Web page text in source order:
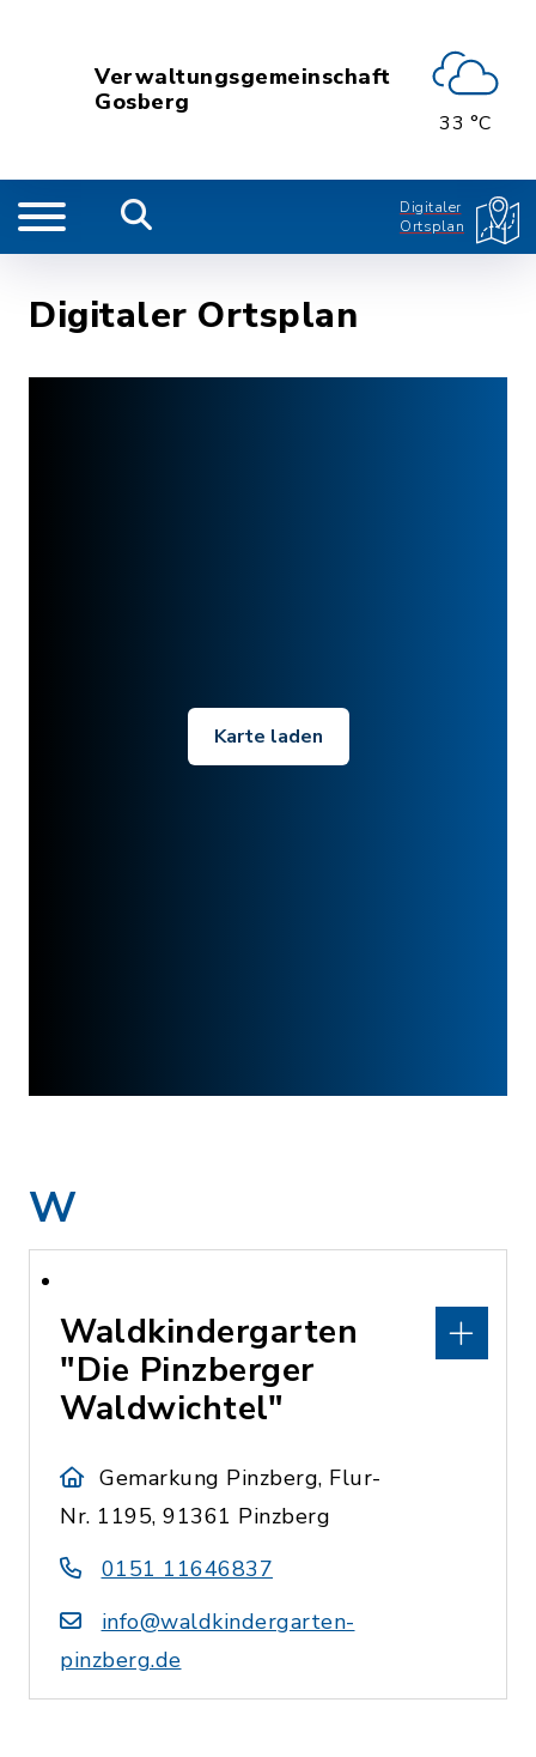
Verwaltungsgemeinschaft
Gosberg
33 °C
Digitaler
Ortsplan
Digitaler Ortsplan
Karte laden
W
Waldkindergarten
"Die Pinzberger
Waldwichtel"
Gemarkung Pinzberg, Flur-
Nr. 1195, 91361 Pinzberg
0151 11646837
info@waldkindergarten-
pinzberg.de